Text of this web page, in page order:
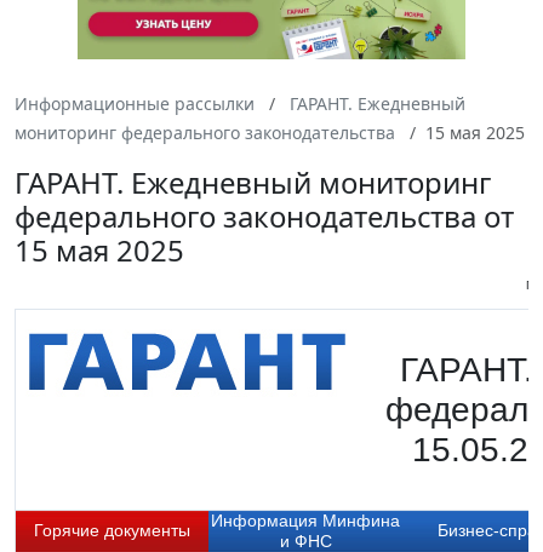
Информационные рассылки
ГАРАНТ. Ежедневный
мониторинг федерального законодательства
15 мая 2025
ГАРАНТ. Ежедневный мониторинг
федерального законодательства от
15 мая 2025
ГАРАНТ.
Горячие документы
Информация Минфина
и ФНС
Бизнес-